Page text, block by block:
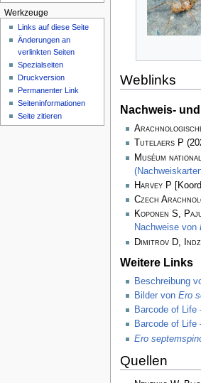
Weblinks
Nachweis-
Tutelaers P
Muséum
Harvey P
Czech
Koponen S,
Nachweise von
Dimitrov D,
Weitere Links
Beschreibung
Bilder von Ero
Barcode of Life
Barcode of Life
Ero
Quellen
Werkzeuge
Links auf diese Seite
Änderungen an
verlinkten Seiten
Spezialseiten
Druckversion
Permanenter Link
Seiten­­informationen
Seite zitieren